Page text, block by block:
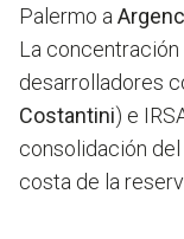
Palermo a
La
desarrolladores
Costantini) e
consolidación
costa de la